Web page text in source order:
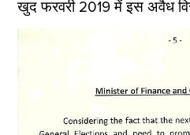
खुद फरवरी 2019 में इस अवैध